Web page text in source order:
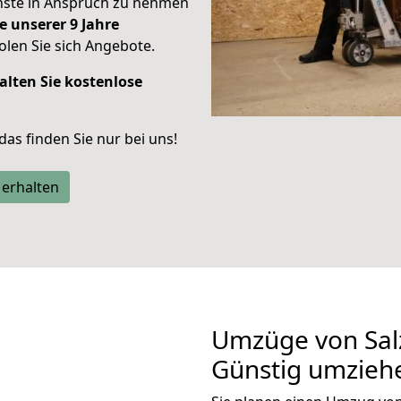
unserer 9 Jahre
Sie sich Angebote.
Sie kostenlose
finden Sie nur bei uns!
Umzüge von
Günstig